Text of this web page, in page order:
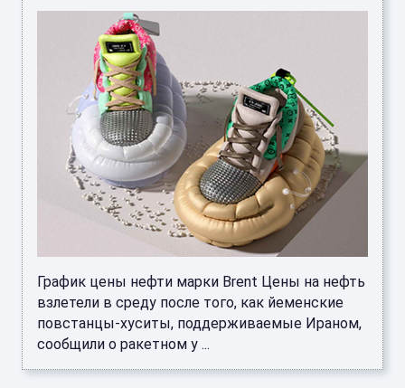
График цены нефти марки Brent Цены на нефть
взлетели в среду после того, как йеменские
повстанцы-хуситы, поддерживаемые Ираном,
сообщили о ракетном у ...